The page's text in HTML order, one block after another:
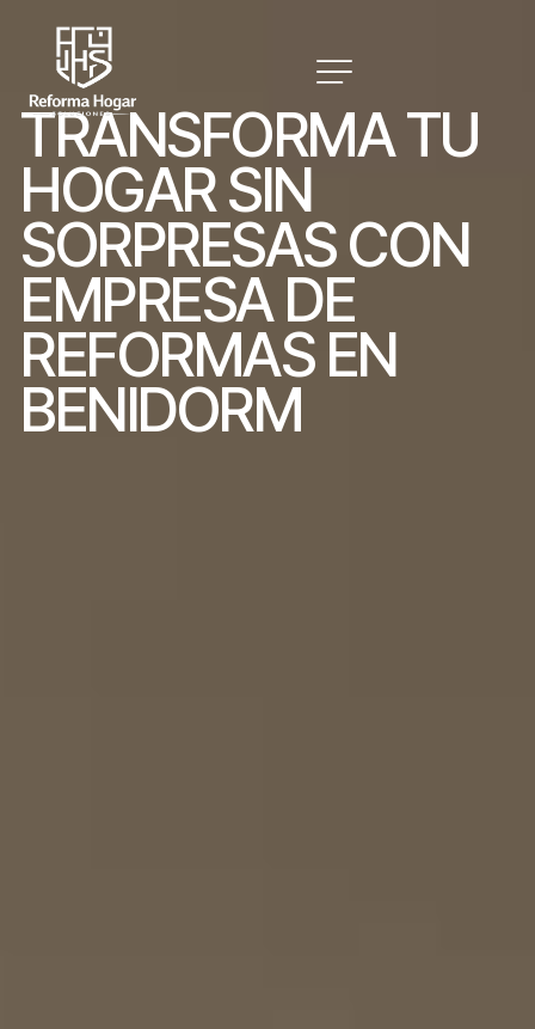
TRANSFORMATU
HOGARSIN
SORPRESASCON
EMPRESA DE
REFORMAS EN
BENIDORM